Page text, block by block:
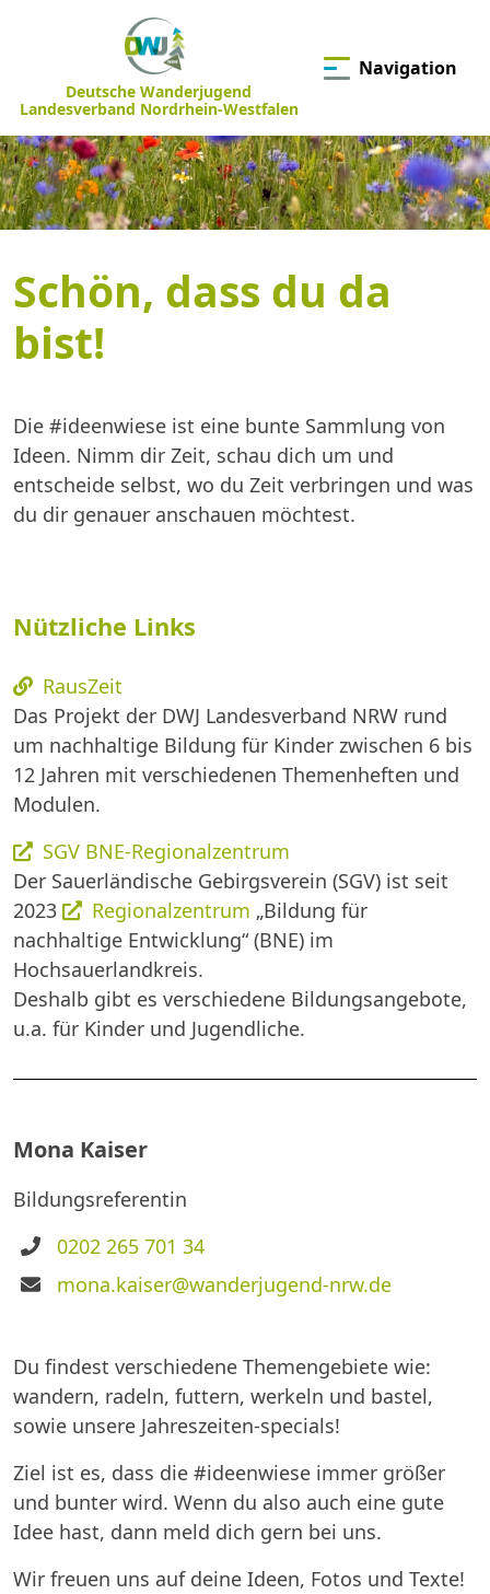
Deutsche Wanderjugend
Landesverband Nordrhein-Westfalen
Navigation
Schön, dass du da
bist!
Die #ideenwiese ist eine bunte Sammlung von
Ideen. Nimm dir Zeit, schau dich um und
entscheide selbst, wo du Zeit verbringen und was
du dir genauer anschauen möchtest.
Nützliche Links
RausZeit
Das Projekt der DWJ Landesverband NRW rund
um nachhaltige Bildung für Kinder zwischen 6 bis
12 Jahren mit verschiedenen Themenheften und
Modulen.
SGV BNE-Regionalzentrum
Der Sauerländische Gebirgsverein (SGV) ist seit
2023
Regionalzentrum „Bildung für
nachhaltige Entwicklung“ (BNE) im
Hochsauerlandkreis.
Deshalb gibt es verschiedene Bildungsangebote,
u.a. für Kinder und Jugendliche.
Mona Kaiser
Bildungsreferentin
Telefon
0202 265 701 34
E-
mona.kaiser@wanderjugend-nrw.de
Du findest verschiedene Themengebiete wie:
wandern, radeln, futtern, werkeln und bastel,
sowie unsere Jahreszeiten-specials!
Ziel ist es, dass die #ideenwiese immer größer
und bunter wird. Wenn du also auch eine gute
Idee hast, dann meld dich gern bei uns.
Wir freuen uns auf deine Ideen, Fotos und Texte!